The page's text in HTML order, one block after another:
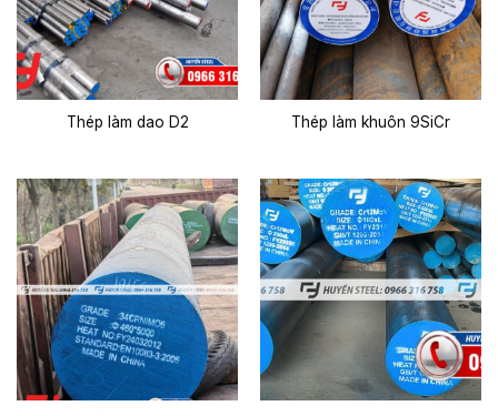
Thép làm dao D2 Thép làm khuôn 9SiCr